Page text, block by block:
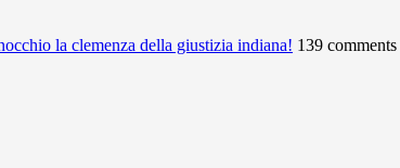
la clemenza della giustizia indiana! 139 comments